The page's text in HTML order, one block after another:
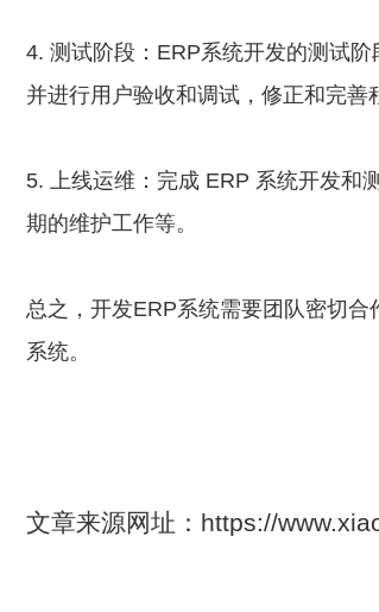
4. 测试阶段：ERP系统开发的测试
并进行用户验收和调试，修正和完善
5. 上线运维：完成 ERP 系统开发和
期的维护工作等。
总之，开发ERP系统需要团队密切
系统。
文章来源网址：https://